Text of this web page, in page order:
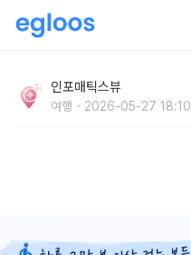
스 추천 TOP 5
인포매틱스뷰
여행 2026-05-27 18:10